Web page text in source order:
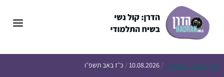
הדף היומי – חולין קב /
10.08.2026
/ כ״ז באב תשפ״ו